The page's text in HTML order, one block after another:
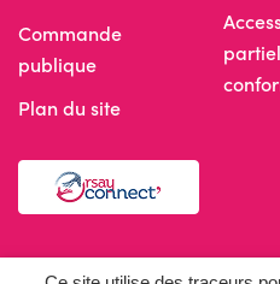
Commande
publique
Plan du site
Réseaux sociaux